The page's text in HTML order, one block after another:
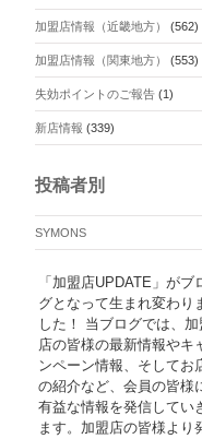
加盟店情報（近畿地方） (562)
加盟店情報（関東地方） (553)
失効ポイントのご報告(1)
新店情報 (339)
投稿者別
SYMONS
「加盟店UPDATE」がブ
グとなって生まれ変わり
した！ 当ブログでは、加
店の皆様の最新情報やキ
ンペーン情報、そしてお
の紹介など、会員の皆様
有益な情報を発信してい
ます。加盟店の皆様より